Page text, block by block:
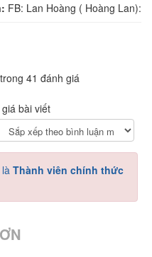
FB: Lan Hoàng ( Hoàng Lan):
41 đánh giá
bài viết
Thành viên chính thức